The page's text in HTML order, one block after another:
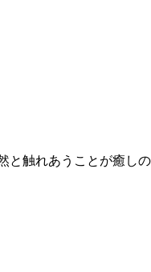
と触れあうことが癒しの